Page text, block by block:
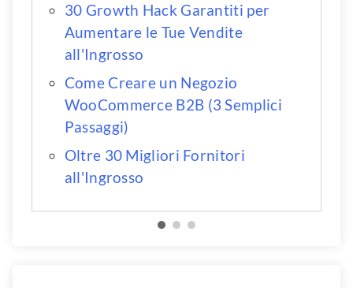
30 Growth Hack Garantiti per
Aumentare le Tue Vendite
all'Ingrosso
Come Creare un Negozio
WooCommerce B2B (3 Semplici
Passaggi)
Oltre 30 Migliori Fornitori
all'Ingrosso